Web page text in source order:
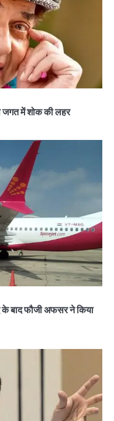
जगत में शोक की लहर
के बाद फौजी अफसर ने किया